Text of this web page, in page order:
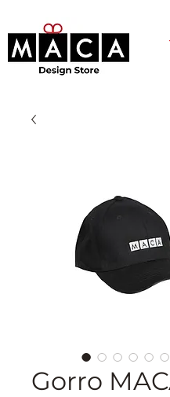
Gorro